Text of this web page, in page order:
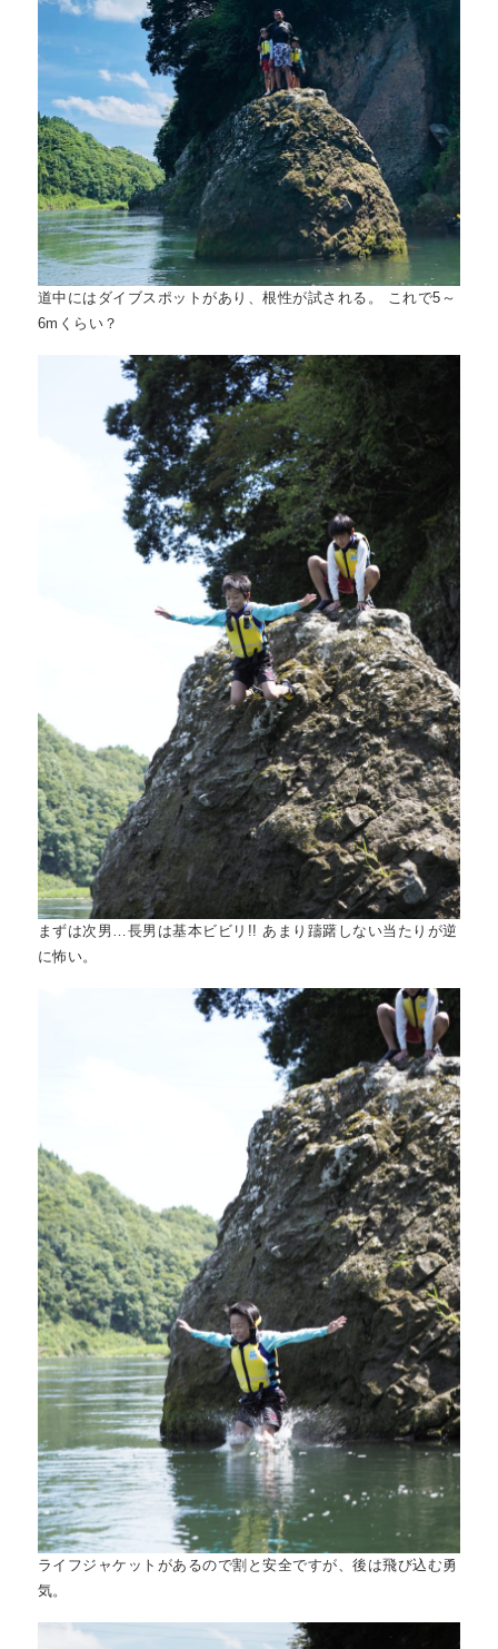
道中にはダイブスポットがあり、根性が試される。 これで5～
6mくらい？
まずは次男…長男は基本ビビリ!! あまり躊躇しない当たりが逆
に怖い。
ライフジャケットがあるので割と安全ですが、後は飛び込む勇
気。